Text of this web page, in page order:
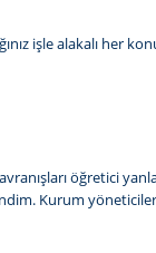
işle alakalı
öğretici
Kurum